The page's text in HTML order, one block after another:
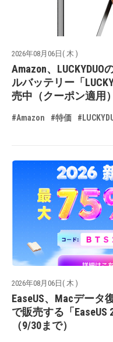
2026年08月06日( 木 )
Amazon、
ルバッテリー「
売中（クーポン適用）
#Amazon #特価
2026年08月06日( 木 )
EaseUS、Macデータ
で販売する「
（9/30まで）